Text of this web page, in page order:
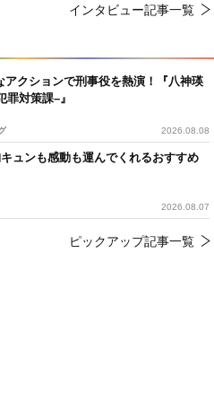
アクションで刑事役を熱演！『八神瑛
対策課–』
2026.08.08
ュンも感動も運んでくれるおすすめ
2026.08.07
ピックアップ記事一覧
インタビュー記事一覧